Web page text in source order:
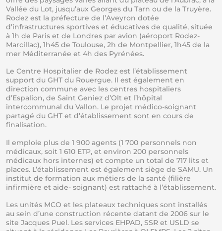
Vallée du Lot, jusqu’aux Georges du Tarn ou de la Truyère.
Rodez est la préfecture de l’Aveyron dotée
d’infrastructures sportives et éducatives de qualité, située
à 1h de Paris et de Londres par avion (aéroport Rodez-
Marcillac), 1h45 de Toulouse, 2h de Montpellier, 1h45 de la
mer Méditerranée et 4h des Pyrénées.
Le Centre Hospitalier de Rodez est l’établissement
support du GHT du Rouergue. Il est également en
direction commune avec les centres hospitaliers
d’Espalion, de Saint Geniez d’Olt et l’hôpital
intercommunal du Vallon. Le projet médico-soignant
partagé du GHT et d’établissement sont en cours de
finalisation.
Il emploie plus de 1 900 agents (1 700 personnels non
médicaux, soit 1 610 ETP, et environ 200 personnels
médicaux hors internes) et compte un total de 717 lits et
places. L’établissement est également siège de SAMU. Un
institut de formation aux métiers de la santé (filière
infirmière et aide- soignant) est rattaché à l’établissement.
Les unités MCO et les plateaux techniques sont installés
au sein d’une construction récente datant de 2006 sur le
site Jacques Puel. Les services EHPAD, SSR et USLD se